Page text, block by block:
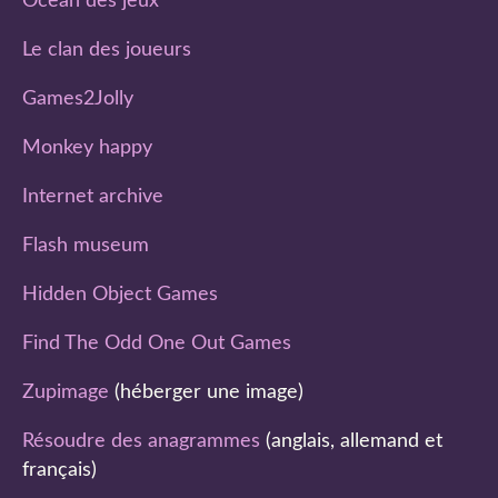
Le clan des joueurs
Games2Jolly
Monkey happy
Internet archive
Flash museum
Hidden Object Games
Find The Odd One Out Games
Zupimage (héberger une image)
Résoudre des anagrammes (anglais, allemand et
français)